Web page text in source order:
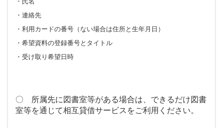
・連絡先
・利用カードの番号（ない場合は住所と生年月日）
・希望資料の登録番号とタイトル
・受け取り希望日時
〇 所属先に図書室等がある場合は、できるだけ図書
室等を通じて相互貸借サービスをご利用ください。